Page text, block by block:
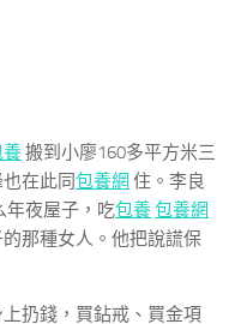
養搬到小廖160多平方米三
在此同包養網 住。李良
年夜屋子，吃包養包養網
那種女人。他把說謊保
扔錢，買鉆戒、買金項